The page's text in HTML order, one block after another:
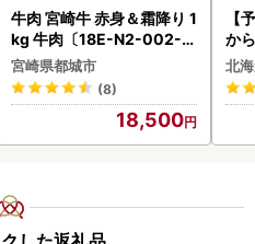
牛肉 宮崎牛 赤身＆霜降り 1
kg 牛肉〔18E-N2-002-1
kg-S4A6-CF〕
宮崎県都城市
(8)
18,500
【
か
ら
g (
)【
北